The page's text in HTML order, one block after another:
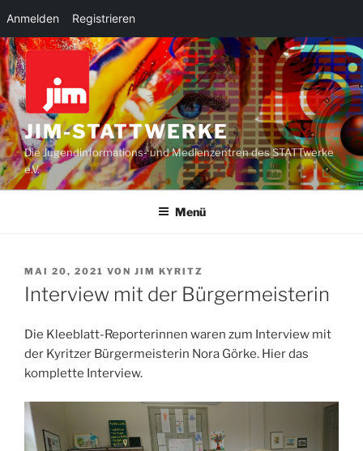
Anmelden Registrieren
Zum
Inhalt
springen
JIM-STATTWERKE
Die Jugendinformations- und Medienzentren des STATTwerke
e.V.
Menü
VERÖFFENTLICHT
AM
MAI 20, 2021 VON JIM KYRITZ
Interview mit der Bürgermeisterin
Die Kleeblatt-Reporterinnen waren zum Interview mit
der Kyritzer Bürgermeisterin Nora Görke. Hier das
komplette Interview.